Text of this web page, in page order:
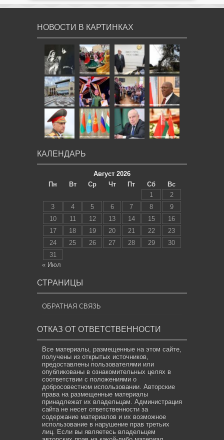
НОВОСТИ В КАРТИНКАХ
КАЛЕНДАРЬ
Август 2026
Пн
Вт Ср Чт Пт Сб
Вс
1
2
3
4 5 6 7 8
9
10
11 12 13 14 15
16
17
18 19 20 21 22
23
24
25 26 27 28 29
30
31
« Июл
СТРАНИЦЫ
ОБРАТНАЯ СВЯЗЬ
ОТКАЗ ОТ ОТВЕТСТВЕННОСТИ
Все материалы, размещенные на этом сайте,
получены из открытых источников,
предоставлены пользователями или
опубликованы в ознакомительных целях в
соответствии с положениями о
добросовестном использовании. Авторские
права на размещенные материалы
принадлежат их владельцам. Администрация
сайта не несет ответственности за
содержание материалов и их возможное
использование в нарушение прав третьих
лиц. Если вы являетесь владельцем